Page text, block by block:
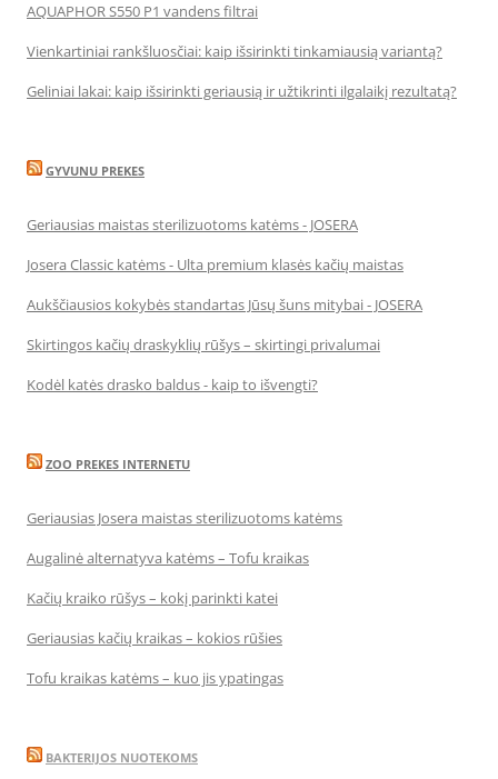
AQUAPHOR S550 P1 vandens filtrai
Vienkartiniai rankšluosčiai: kaip išsirinkti tinkamiausią variantą?
Geliniai lakai: kaip išsirinkti geriausią ir užtikrinti ilgalaikį rezultatą?
GYVUNU PREKES
Geriausias maistas sterilizuotoms katėms - JOSERA
Josera Classic katėms - Ulta premium klasės kačių maistas
Aukščiausios kokybės standartas Jūsų šuns mitybai - JOSERA
Skirtingos kačių draskyklių rūšys – skirtingi privalumai
Kodėl katės drasko baldus - kaip to išvengti?
ZOO PREKES INTERNETU
Geriausias Josera maistas sterilizuotoms katėms
Augalinė alternatyva katėms – Tofu kraikas
Kačių kraiko rūšys – kokį parinkti katei
Geriausias kačių kraikas – kokios rūšies
Tofu kraikas katėms – kuo jis ypatingas
BAKTERIJOS NUOTEKOMS